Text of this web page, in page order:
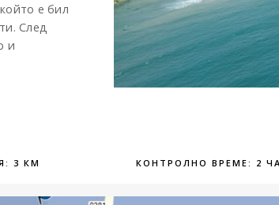
е бил
След
и
3 КМ КОНТРОЛНО ВРЕМЕ: 2